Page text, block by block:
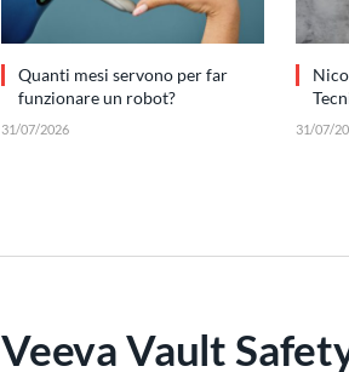
Quanti mesi servono per far
funzionare un robot?
31/07/2026 31/07/
Veeva Vault